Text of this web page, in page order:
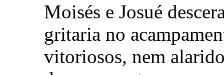
Moisés e Josué
gritaria no
vitoriosos, nem